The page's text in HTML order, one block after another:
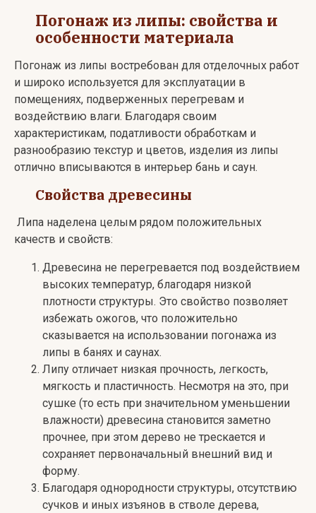
Погонаж из липы: свойства и
особенности материала
Погонаж из липы востребован для отделочных работ
и широко используется для эксплуатации в
помещениях, подверженных перегревам и
воздействию влаги. Благодаря своим
характеристикам, податливости обработкам и
разнообразию текстур и цветов, изделия из липы
отлично вписываются в интерьер бань и саун.
Свойства древесины
Липа наделена целым рядом положительных
качеств и свойств:
Древесина не перегревается под воздействием
высоких температур, благодаря низкой
плотности структуры. Это свойство позволяет
избежать ожогов, что положительно
сказывается на использовании погонажа из
липы в банях и саунах.
Липу отличает низкая прочность, легкость,
мягкость и пластичность. Несмотря на это, при
сушке (то есть при значительном уменьшении
влажности) древесина становится заметно
прочнее, при этом дерево не трескается и
сохраняет первоначальный внешний вид и
форму.
Благодаря однородности структуры, отсутствию
сучков и иных изъянов в стволе дерева,